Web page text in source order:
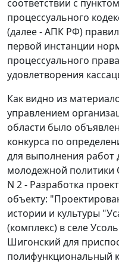
соответствии с
процессуального
(далее - АПК РФ)
первой инстанции
процессуального
удовлетворения
Как видно из
управлением
области было
конкурса по
для выполнения работ
молодежной политики
N 2 - Разработка
объекту:
истории и культуры
(комплекс) в селе
Шигонский для
полифункциональный